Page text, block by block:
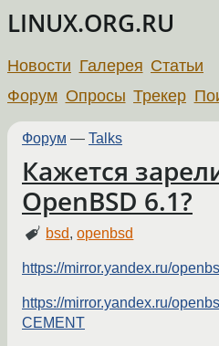
LINUX.ORG.RU
Новости Галерея Статьи
Форум Опросы Трекер
Форум — Talks
Кажется
OpenBSD 6.1?
bsd,openbsd
https://mirror.yandex.ru/
https://mirror.yandex.ru/
CEMENT